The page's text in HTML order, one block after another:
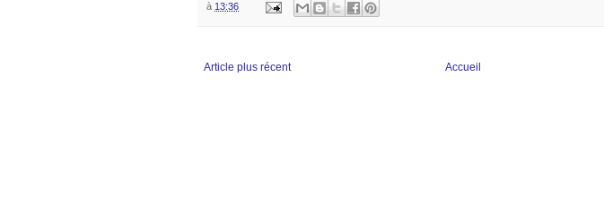
à 13:36
Article plus récent Accueil